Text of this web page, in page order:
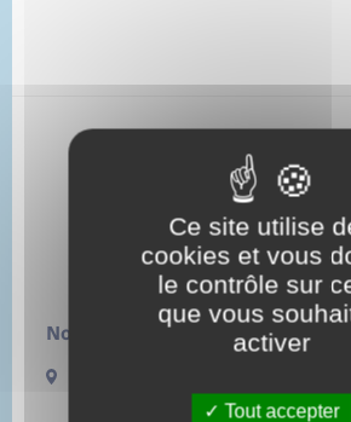
Nous contacter :
27480 LORLEAU
Ce site utilise
cookies et vous
le contrôle sur
que vous
activer
Tout accepter